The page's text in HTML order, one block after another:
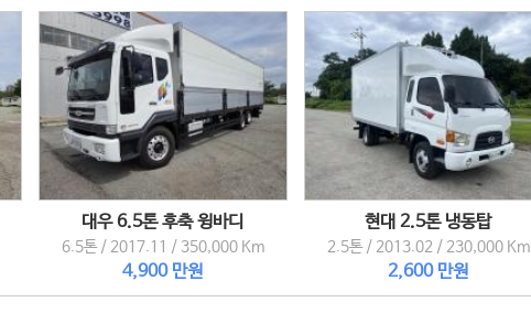
대우 6.5톤 후축 윙바디
6.5톤 / 2017.11 / 350,000 Km
4,900 만원
현대 2.5톤 냉동탑
2.5톤 / 2013.02 / 230,000 Km
2,600 만원